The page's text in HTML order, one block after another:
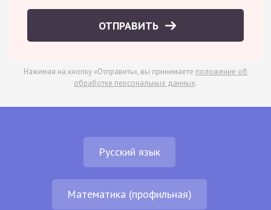
ОТПРАВИТЬ
Нажимая на кнопку «Отправить», вы принимаете положение об
обработке персональных данных.
Русский язык
Математика (профильная)